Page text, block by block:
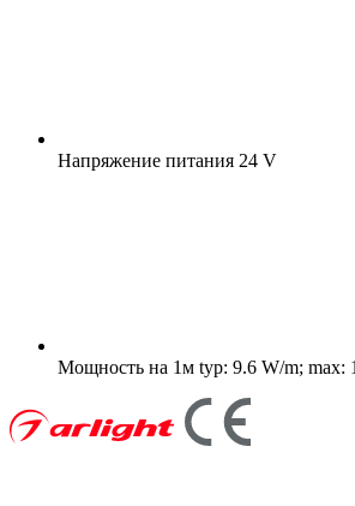
Напряжение питания 24 V
Мощность на 1м typ: 9.6 W/m; max: